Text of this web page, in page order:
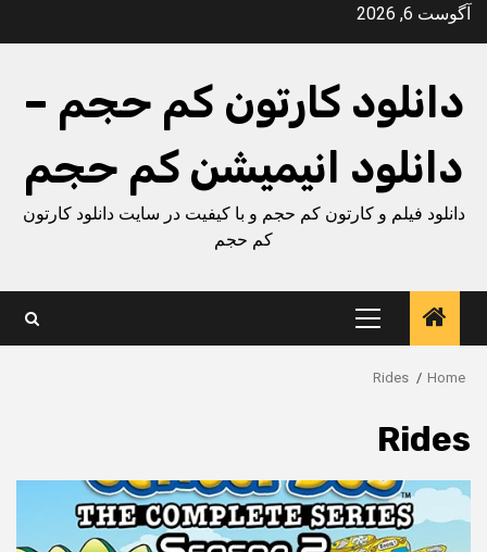
Skipآگوست 6, 2026
دانلود کارتون کم حجم –
دانلود انیمیشن کم حجم
دانلود فیلم و کارتون کم حجم و با کیفیت در سایت دانلود کارتون
کم حجم
Primary
Menu
Home
Rides
Rides